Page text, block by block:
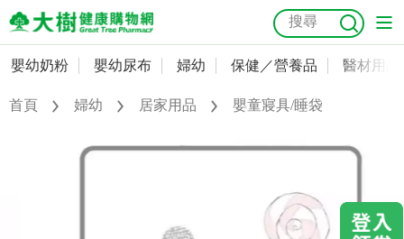
嬰幼奶粉
會員資料及密碼修改
嬰幼奶粉 嬰幼尿布 婦幼 保健／營養品 醫材用品
首頁 婦幼 居家用品 嬰童寢具/睡袋